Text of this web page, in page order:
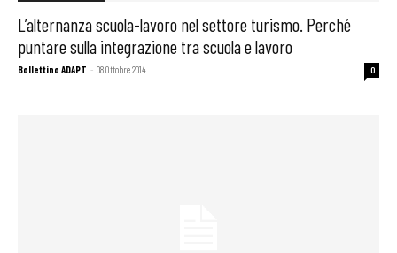
L’alternanza scuola-lavoro nel settore turismo. Perché
puntare sulla integrazione tra scuola e lavoro
Bollettino ADAPT - 08 Ottobre 2014 0